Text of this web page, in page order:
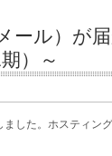
ール）
）～
した。ホスティン